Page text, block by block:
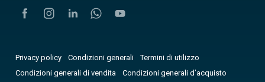
Privacy policy Condizioni generali
Termini di utilizzo
Condizioni generali di vendita
Condizioni generali d’acquisto